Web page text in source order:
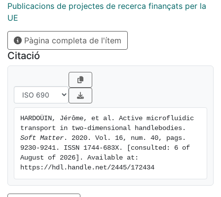
asymmetric corrugations on the channel walls. The
dynamics is altered when two or three annular
channels are interconnected. These more complex
topologies lead to scenarios of synchronization, anti-
correlation, and frustration of the active flows, and to
the stabilisation of high topological singularities in
both the flow field and the orientational field of the
material. Controlling textures and flows in these
microfluidic platforms opens unexplored perspectives
material science.
Publicacions de projectes de recerca finançats per la
UE
Pàgina completa de l'ítem
Citació
HARDOÜIN, Jérôme, et al. Active microfluidic
Soft Matter . 2020. Vol. 16, num. 40, pags.
9230-9241. ISSN 1744-683X. [consulted: 6 of
August of 2026]. Available at:
https://hdl.handle.net/2445/172434